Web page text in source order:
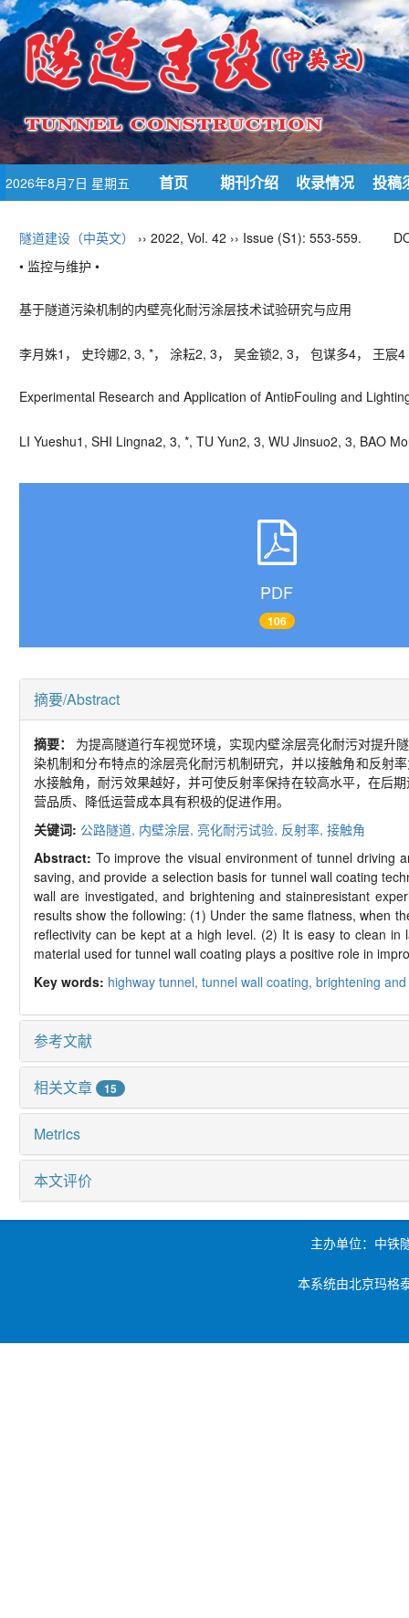
2026年8月7日 星期五 首页 期刊介绍 收录情况 投稿
隧道建设（中英文） ›› 2022, Vol. 42 ›› Issue (S1): 553-559.
• 监控与维护 •
基于隧道污染机制的内壁亮化耐污涂层技术试验研究与应用
李月姝1 ， 史玲娜2, 3, *， 涂耘2, 3， 吴金锁2, 3， 包谋多4， 王宸4
Experimental Research and Application of AntiFouling and
LI Yueshu1, SHI Lingna2, 3, *, TU Yun2, 3, WU Jinsuo2, 3, BAO
PDF
106
摘要/Abstract
摘要： 为提高隧道行车视觉环境，实现内壁涂层亮化耐污对提升
染机制和分布特点的涂层亮化耐污机制研究，并以接触角和反射
水接触角，耐污效果越好，并可使反射率保持在较高水平，在后
营品质、降低运营成本具有积极的促进作用。
关键词: 公路隧道, 内壁涂层, 亮化耐污试验, 反射率, 接触角
Abstract: To improve the visual environment of tunnel driving
saving, and provide a selection basis for tunnel wall coating
wall are investigated, and brightening and stainresistant
results show the following: (1) Under the same flatness, when
reflectivity can be kept at a high level. (2) It is easy to clean
material used for tunnel wall coating plays a positive role in
Key words: highway tunnel, tunnel wall coating, brightening
参考文献
相关文章 15
Metrics
本文评价
主办单位：中铁
本系统由北京玛格